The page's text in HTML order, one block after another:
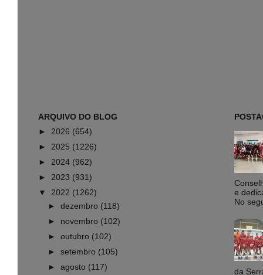
ARQUIVO DO BLOG
► 2026 (654)
► 2025 (1226)
► 2024 (962)
► 2023 (931)
▼ 2022 (1262)
►dezembro (118)
► novembro (102)
►outubro (102)
►setembro (105)
►agosto (117)
e
No
da